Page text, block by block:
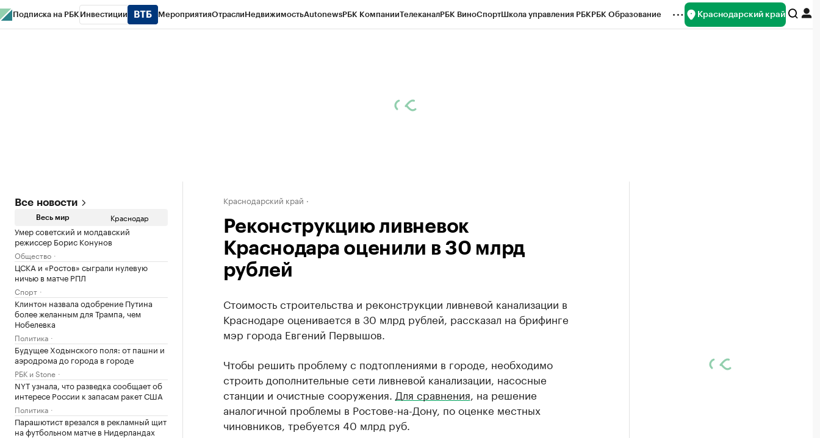
Подписка на РБК Инвестиции МероприятияОтраслиНедвижимостьAutonewsРБК КомпанииТелеканалРБК ВиноСпортШкола управления РБКРБК Образование Краснодарский край
Все новости
Весь мир Краснодар
Умер советский и молдавский
режиссер Борис Конунов
Общество
ЦСКА и «Ростов» сыграли нулевую
ничью в матче РПЛ
Спорт
Клинтон назвала одобрение Путина
более желанным для Трампа, чем
Нобелевка
Политика
Будущее Ходынского поля: от пашни и
аэродрома до города в городе
РБК и Stone
NYT узнала, что разведка сообщает об
интересе России к запасам ракет США
Политика
Парашютист врезался в рекламный щит
на футбольном матче в Нидерландах
Краснодарский край
Реконструкцию ливневок
Краснодара оценили в 30 млрд
рублей
Стоимость строительства и реконструкции ливневой канализации в
Краснодаре оценивается в 30 млрд рублей, рассказал на брифинге
мэр города Евгений Первышов.
Чтобы решить проблему с подтоплениями в городе, необходимо
строить дополнительные сети ливневой канализации, насосные
станции и очистные сооружения. Для сравнения , на решение
аналогичной проблемы в Ростове-на-Дону, по оценке местных
чиновников, требуется 40 млрд руб.